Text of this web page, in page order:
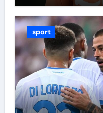
sport